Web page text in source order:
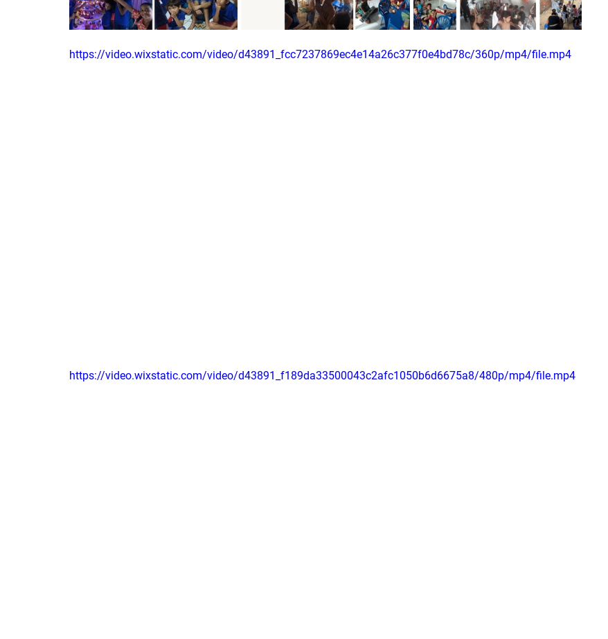
https://video.wixstatic.com/video/d43891_fcc7237869ec4e14a26c377f0e4bd78c/360p/mp4/file.mp4
https://video.wixstatic.com/video/d43891_f189da33500043c2afc1050b6d6675a8/480p/mp4/file.mp4